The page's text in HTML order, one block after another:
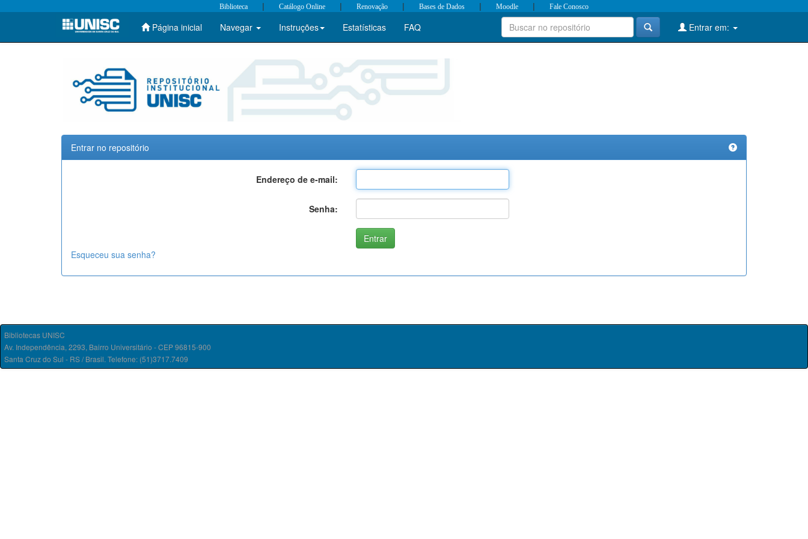
Skip
Biblioteca | Catálogo Online | Renovação | Bases de Dados | Moodle | Fale Conosco
Página inicial Navegar Instruções Estatísticas FAQ Entrar em:
Entrar no repositório
Endereço de e-mail:
Senha:
Esqueceu sua senha?
Bibliotecas UNISC
Av. Independência, 2293, Bairro Universitário - CEP 96815-900
Santa Cruz do Sul - RS / Brasil. Telefone: (51)3717.7409